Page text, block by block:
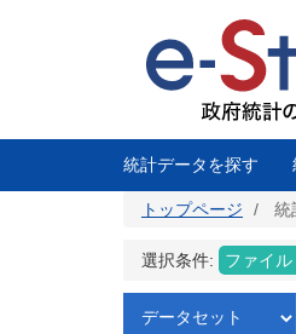
に
統計データを探す
トップページ 統
選択条件: ファイル